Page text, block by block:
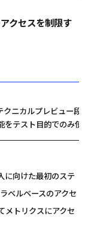
クセスを制限す
ニカルプレビュー段
テスト目的でのみ使
に向けた最初のステ
ベルベースのアクセ
メトリクスにアクセ